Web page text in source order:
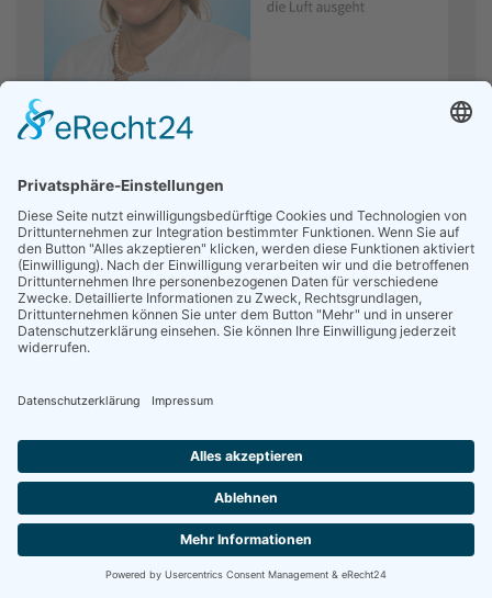
Die neue Webinar-Reihe, jeden zweiten Mittwoch im
Monat. Weitere Informationen, sowie Termine und
Themen finden Siehier.
Folgen Sie uns!